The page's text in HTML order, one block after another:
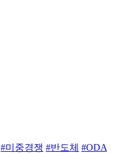
#미중경쟁 #반도체 #ODA